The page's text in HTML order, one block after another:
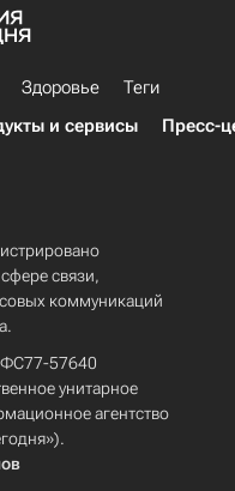
Здоровье
Теги
и сервисы Пресс-
связи,
коммуникаций
ФС77-57640
унитарное
агентство